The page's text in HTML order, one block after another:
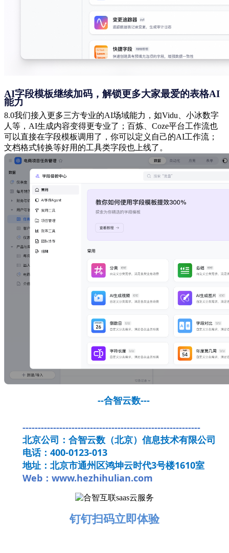
AI字段模板继续加码，解锁更多大家最爱的表格AI
能力
8.0我们接入更多三方专业的AI场域能力，如Vidu、小冰数字
人等，AI生成内容变得更专业了；百炼、Coze平台工作流也
可以直接在字段模板调用了，你可以定义自己的AI工作流；
文档格式转换等好用的工具类字段也上线了。
--合智云数---
----------------------------------------------------------
北京公司：合智云数（北京）信息技术有限公司
电话：400-0123-013
地址：北京市通州区鸿坤云时代3号楼1610室
Web：www.hezhihulian.com
钉钉扫码立即体验